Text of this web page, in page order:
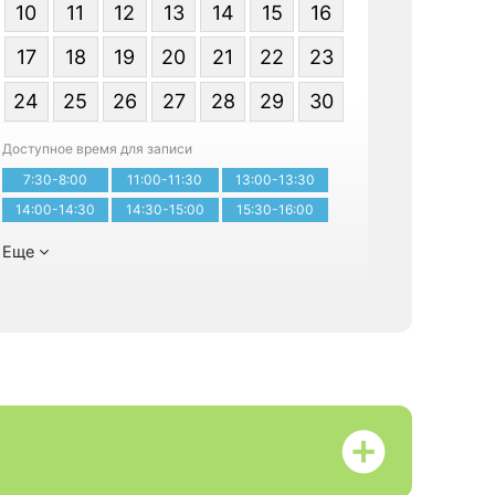
10
11 12 13 14 15
16
17
18 19 20 21 22
23
24
25 26 27 28 29 30
Доступное время для записи
7:30-8:00
11:00-11:30
13:00-13:30
14:00-14:30
14:30-15:00 15:30-16:00
Еще